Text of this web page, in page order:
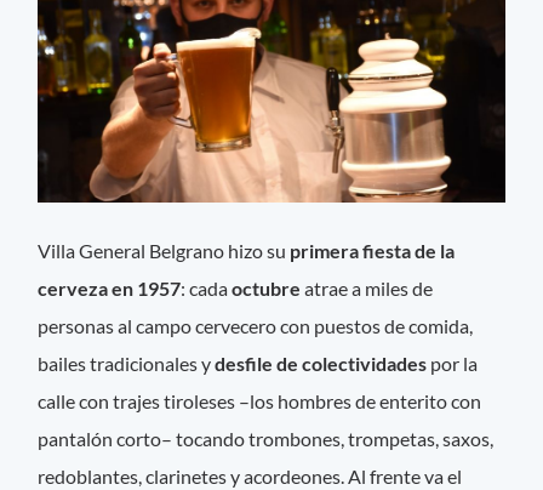
Villa General Belgrano hizo su primera fiesta de la
cerveza en 1957: cadaoctubreatrae a miles de
personas al campo cervecero con puestos de comida,
bailes tradicionales ydesfile de colectividades por la
calle con trajes tiroleses –los hombres de enterito con
pantalón corto– tocando trombones, trompetas, saxos,
redoblantes, clarinetes y acordeones. Al frente va el